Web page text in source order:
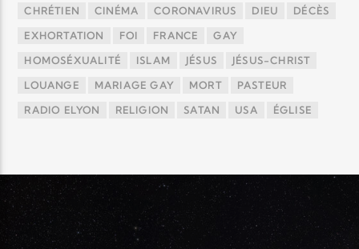
CHRÉTIEN CINÉMA CORONAVIRUS DIEU DÉCÈS
EXHORTATION FOI FRANCE GAY
HOMOSÉXUALITÉ ISLAM JÉSUS JÉSUS-CHRIST
LOUANGE MARIAGE GAY MORT PASTEUR
RADIO ELYON RELIGION SATAN USA ÉGLISE